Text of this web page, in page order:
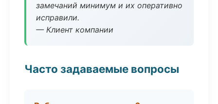
замечаний минимум и их оперативно
исправили.
— Клиент компании
Часто задаваемые вопросы